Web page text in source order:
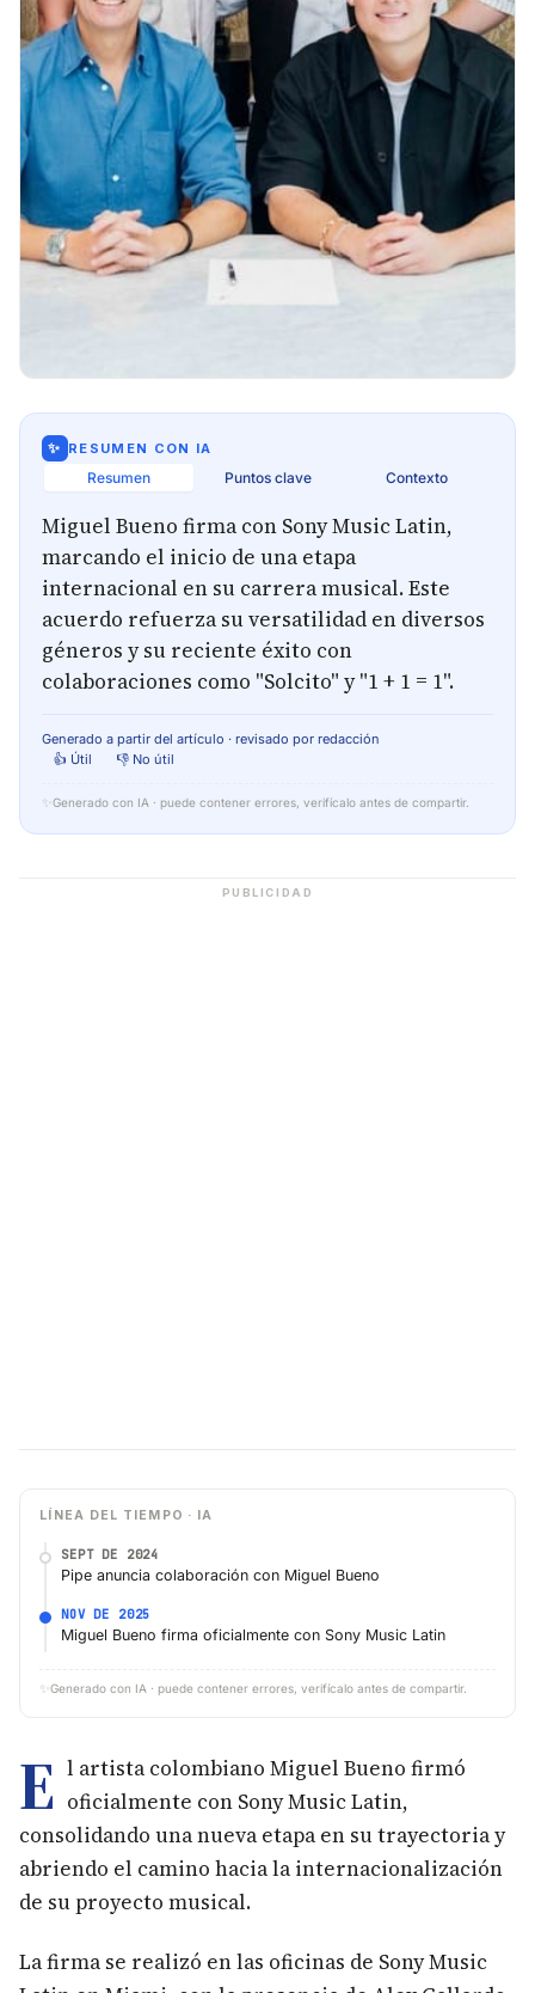
✨ RESUMEN CON IA
Resumen Puntos clave Contexto
Miguel Bueno firma con Sony Music Latin,
marcando el inicio de una etapa
internacional en su carrera musical. Este
acuerdo refuerza su versatilidad en diversos
géneros y su reciente éxito con
colaboraciones como "Solcito" y "1 + 1 = 1".
Generado a partir del artículo · revisado por redacción
👍 Útil
👎 No útil
✨ Generado con IA · puede contener errores, verifícalo antes de compartir.
PUBLICIDAD
LÍNEA DEL TIEMPO · IA
SEPT DE 2024
Pipe anuncia colaboración con Miguel Bueno
NOV DE 2025
Miguel Bueno firma oficialmente con Sony Music Latin
✨ Generado con IA · puede contener errores, verifícalo antes de compartir.
E l artista colombiano Miguel Bueno firmó
oficialmente con Sony Music Latin,
consolidando una nueva etapa en su trayectoria y
abriendo el camino hacia la internacionalización
de su proyecto musical.
La firma se realizó en las oficinas de Sony Music